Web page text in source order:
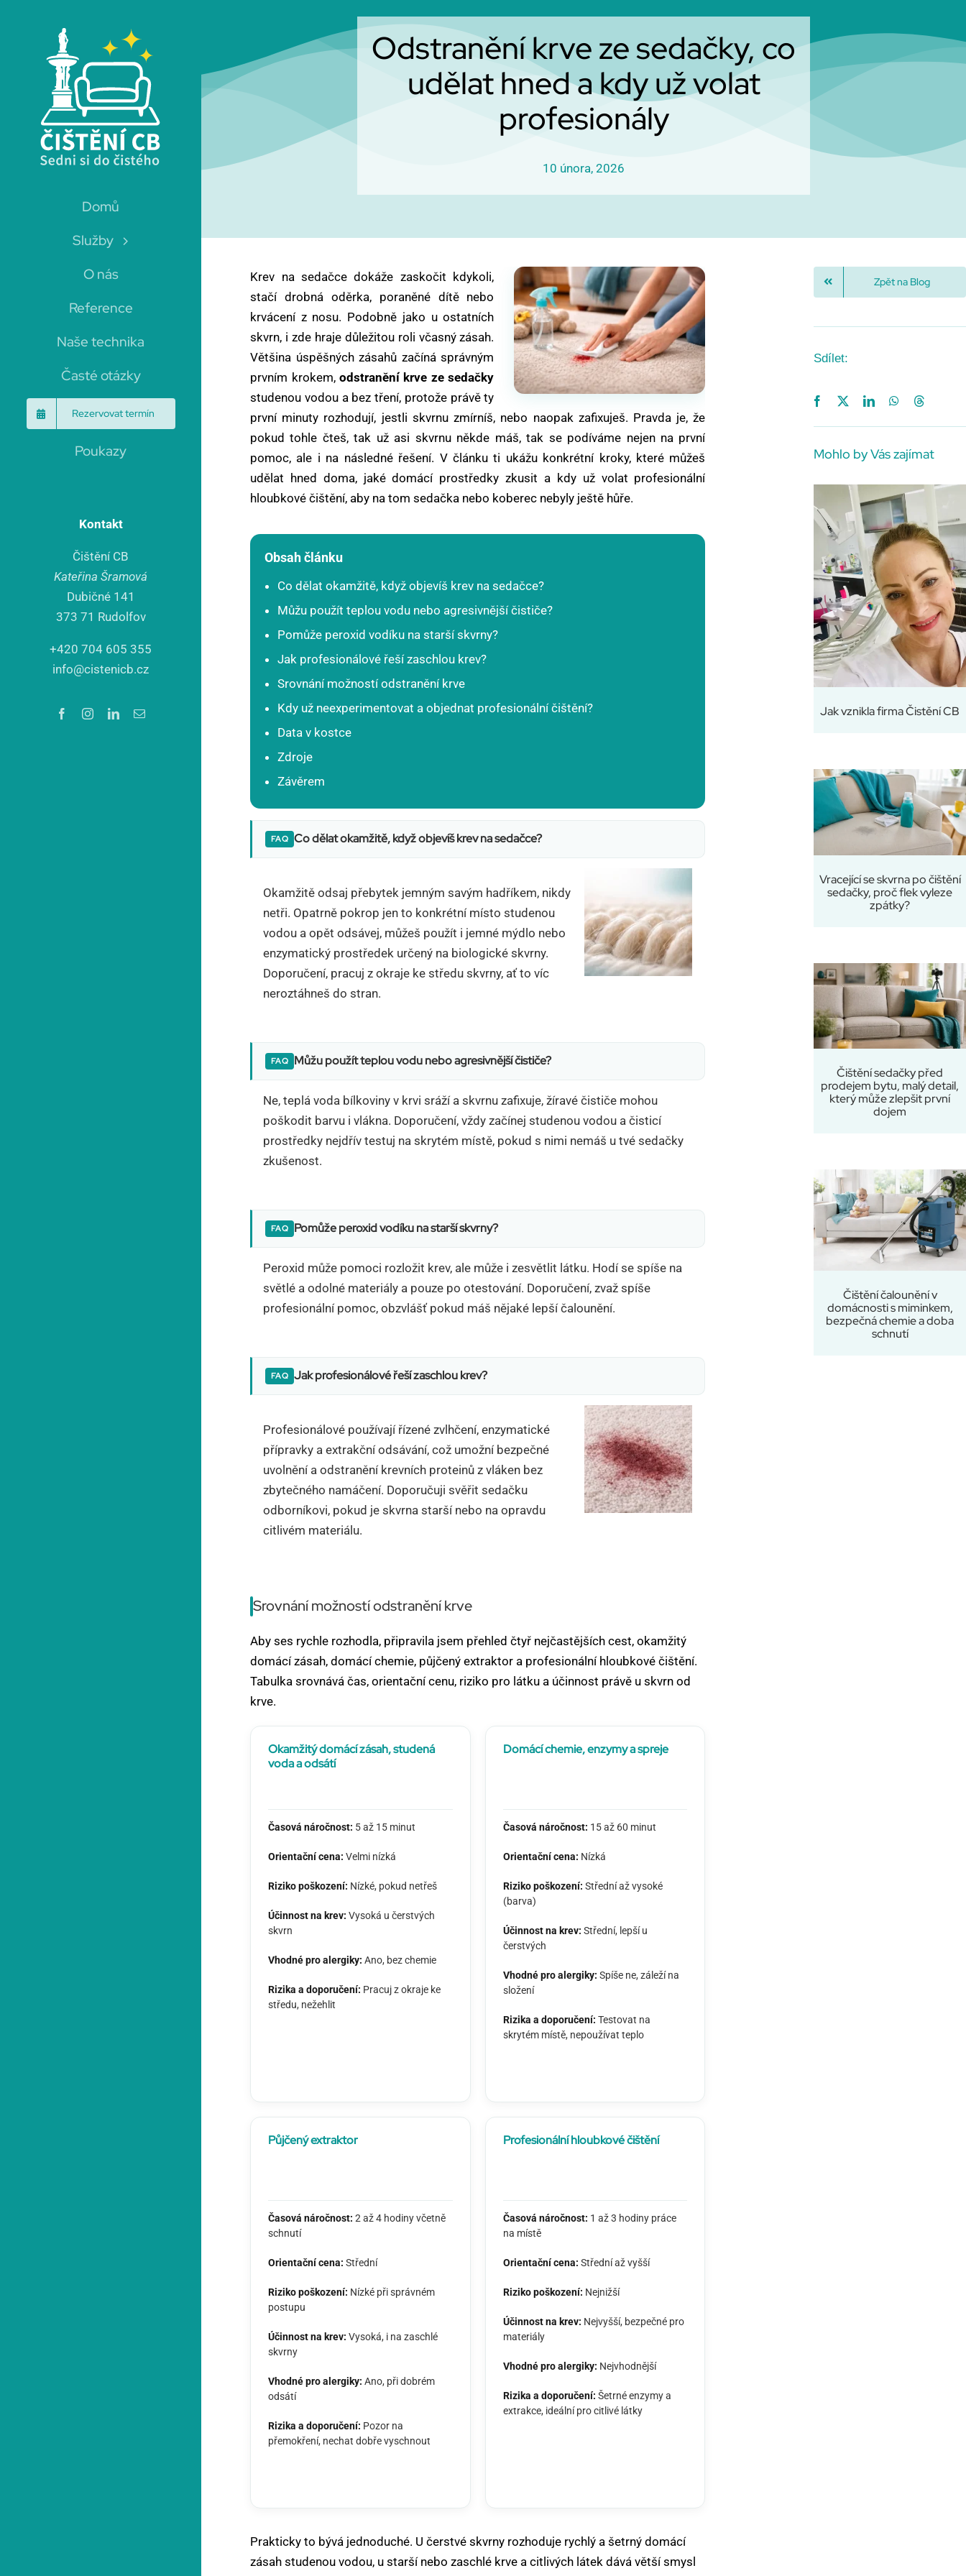
Domů
Služby
Čištění sedaček
Čištění běžných koberců
Čištění perských a vlněných koberců
Ruční čištění citlivých materiálů
Impregnace
O nás
Reference
Naše technika
Časté otázky
Rezervovat termín
Poukazy
Kontakt
Čištění CB
Kateřina Šramová
Dubičné 141
373 71 Rudolfov
+420 704 605 355
info@cistenicb.cz
Odstranění krve ze sedačky, co
udělat hned a kdy už volat
profesionály
10 února, 2026
Krev na sedačce dokáže zaskočit kdykoli,
stačí drobná oděrka, poraněné dítě nebo
krvácení z nosu. Podobně jako u ostatních
skvrn, i zde hraje důležitou roli včasný zásah.
Většina úspěšných zásahů začíná správným
prvním krokem, odstranění krve ze sedačky
studenou vodou a bez tření, protože právě ty
první minuty rozhodují, jestli skvrnu zmírníš, nebo naopak zafixuješ. Pravda je, že
pokud tohle čteš, tak už asi skvrnu někde máš, tak se podíváme nejen na první
pomoc, ale i na následné řešení. V článku ti ukážu konkrétní kroky, které můžeš
udělat hned doma, jaké domácí prostředky zkusit a kdy už volat profesionální
hloubkové čištění, aby na tom sedačka nebo koberec nebyly ještě hůře.
Obsah článku
Co dělat okamžitě, když objevíš krev na sedačce?
Můžu použít teplou vodu nebo agresivnější čističe?
Pomůže peroxid vodíku na starší skvrny?
Jak profesionálové řeší zaschlou krev?
Srovnání možností odstranění krve
Kdy už neexperimentovat a objednat profesionální čištění?
Data v kostce
Zdroje
Závěrem
Co dělat okamžitě, když objevíš krev na sedačce?
Okamžitě odsaj přebytek jemným savým hadříkem, nikdy
netři. Opatrně pokrop jen to konkrétní místo studenou
vodou a opět odsávej, můžeš použít i jemné mýdlo nebo
enzymatický prostředek určený na biologické skvrny.
Doporučení, pracuj z okraje ke středu skvrny, ať to víc
neroztáhneš do stran.
Můžu použít teplou vodu nebo agresivnější čističe?
Ne, teplá voda bílkoviny v krvi sráží a skvrnu zafixuje, žíravé čističe mohou
poškodit barvu i vlákna. Doporučení, vždy začínej studenou vodou a čisticí
prostředky nejdřív testuj na skrytém místě, pokud s nimi nemáš u tvé sedačky
zkušenost.
Pomůže peroxid vodíku na starší skvrny?
Peroxid může pomoci rozložit krev, ale může i zesvětlit látku. Hodí se spíše na
světlé a odolné materiály a pouze po otestování. Doporučení, zvaž spíše
profesionální pomoc, obzvlášť pokud máš nějaké lepší čalounění.
Jak profesionálové řeší zaschlou krev?
Profesionálové používají řízené zvlhčení, enzymatické
přípravky a extrakční odsávání, což umožní bezpečné
uvolnění a odstranění krevních proteinů z vláken bez
zbytečného namáčení. Doporučuji svěřit sedačku
odborníkovi, pokud je skvrna starší nebo na opravdu
citlivém materiálu.
Srovnání možností odstranění krve
Aby ses rychle rozhodla, připravila jsem přehled čtyř nejčastějších cest, okamžitý
domácí zásah, domácí chemie, půjčený extraktor a profesionální hloubkové čištění.
Tabulka srovnává čas, orientační cenu, riziko pro látku a účinnost právě u skvrn od
krve.
Okamžitý domácí zásah, studená
voda a odsátí
Časová náročnost: 5 až 15 minut
Orientační cena: Velmi nízká
Riziko poškození: Nízké, pokud netřeš
Účinnost na krev: Vysoká u čerstvých
skvrn
Vhodné pro alergiky: Ano, bez chemie
Rizika a doporučení: Pracuj z okraje ke
středu, nežehlit
Domácí chemie, enzymy a spreje
Časová náročnost: 15 až 60 minut
Orientační cena: Nízká
Riziko poškození: Střední až vysoké
(barva)
Účinnost na krev: Střední, lepší u
čerstvých
Vhodné pro alergiky: Spíše ne, záleží na
složení
Rizika a doporučení: Testovat na
skrytém místě, nepoužívat teplo
Půjčený extraktor
Časová náročnost: 2 až 4 hodiny včetně
schnutí
Orientační cena: Střední
Riziko poškození: Nízké při správném
postupu
Účinnost na krev: Vysoká, i na zaschlé
skvrny
Vhodné pro alergiky: Ano, při dobrém
odsátí
Rizika a doporučení: Pozor na
přemokření, nechat dobře vyschnout
Profesionální hloubkové čištění
Časová náročnost: 1 až 3 hodiny práce
na místě
Orientační cena: Střední až vyšší
Riziko poškození: Nejnižší
Účinnost na krev: Nejvyšší, bezpečné pro
materiály
Vhodné pro alergiky: Nejvhodnější
Rizika a doporučení: Šetrné enzymy a
extrakce, ideální pro citlivé látky
Prakticky to bývá jednoduché. U čerstvé skvrny rozhoduje rychlý a šetrný domácí
zásah studenou vodou, u starší nebo zaschlé krve a citlivých látek dává větší smysl
Zpět na Blog
Sdílet:
Mohlo by Vás zajímat
Jak vznikla firma Čistění CB
Vracející se skvrna po čištění
sedačky, proč flek vyleze
zpátky?
Čištění sedačky před
prodejem bytu, malý detail,
který může zlepšit první
dojem
Čištění čalounění v
domácnosti s miminkem,
bezpečná chemie a doba
schnutí